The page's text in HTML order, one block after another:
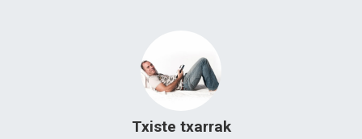
Txiste txarrak